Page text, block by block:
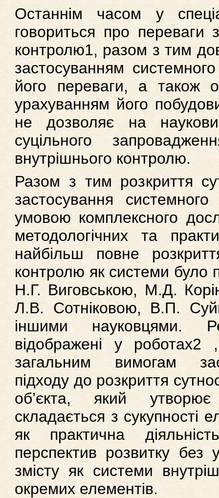
Останнім часом у
говориться про переваги
контролю1, разом з тим
застосуванням
його переваги, а також
урахуванням його
не дозволяє на
суцільного
внутрішнього контролю.
Разом з тим розкриття
застосування
умовою комплексного
методологічних та
найбільш повне
контролю як системи
Н.Г. Виговською, М.Д.
Л.В. Сотніковою, В.П.
іншими науковцями.
відображені у роботах2
загальним вимогам
підходу до розкриття
об’єкта, який
складається з сукупності
як практична
перспектив розвитку без
змісту як системи
окремих елементів.